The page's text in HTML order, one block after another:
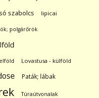
szabolcs lipicai
polgárőrök
Lovastusa - külföld
Paták; lábak
Túraútvonalak